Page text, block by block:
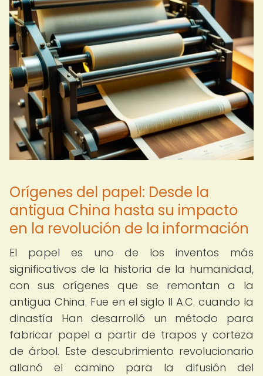
Orígenes del papel: Desde la
antigua China hasta su impacto
en la revolución de la información
El papel es uno de los inventos más
significativos de la historia de la humanidad,
con sus orígenes que se remontan a la
antigua China. Fue en el siglo II A.C. cuando la
dinastía Han desarrolló un método para
fabricar papel a partir de trapos y corteza
de árbol. Este descubrimiento revolucionario
allanó el camino para la difusión del